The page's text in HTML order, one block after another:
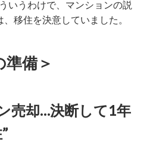
いうわけで、マンションの説
移住を決意していました。
準備＞
売却…決断して1年